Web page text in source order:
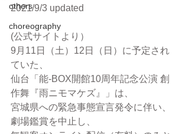
others
choreography
2021/9/3 updated
(公式サイトより）
9月11日（土）12日（日）に予定され
ていた、
仙台「能-BOX開館10周年記念公演 創
作舞『雨ニモマケズ』」は、
宮城県への緊急事態宣言発令に伴い、
劇場鑑賞を中止し、